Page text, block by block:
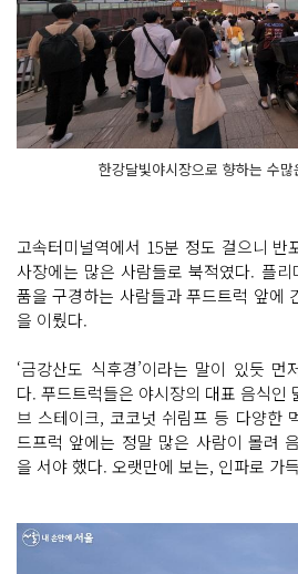
한강달빛야시장으로 향하는 수
고속터미널역에서 15분 정도 걸으니 반
사장에는 많은 사람들로 북적였다. 플
품을 구경하는 사람들과 푸드트럭 앞에
을 이뤘다.
‘금강산도 식후경’이라는 말이 있듯
다. 푸드트럭들은 야시장의 대표 음식인
브 스테이크, 코코넛 쉬림프 등 다양한
드프럭 앞에는 정말 많은 사람이 몰려
을 서야 했다. 오랫만에 보는, 인파로 가